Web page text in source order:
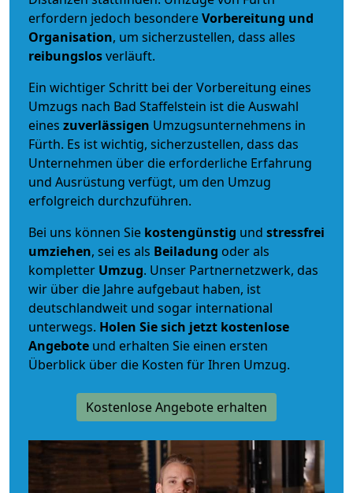
erfordern jedoch besondereVorbereitung und
Organisation, um sicherzustellen, dass alles
reibungslosverläuft.
Ein wichtiger Schritt bei der Vorbereitung eines
Umzugs nach Bad Staffelstein ist die Auswahl
eines zuverlässigen Umzugsunternehmens in
Fürth. Es ist wichtig, sicherzustellen, dass das
Unternehmen über die erforderliche Erfahrung
und Ausrüstung verfügt, um den Umzug
erfolgreich durchzuführen.
Bei uns können Sie kostengünstig und stressfrei
umziehen, sei es als Beiladung oder als
kompletter Umzug. Unser Partnernetzwerk, das
wir über die Jahre aufgebaut haben, ist
deutschlandweit und sogar international
unterwegs. Holen Sie sich jetzt kostenlose
Angebote und erhalten Sie einen ersten
Überblick über die Kosten für Ihren Umzug.
Kostenlose Angebote erhalten